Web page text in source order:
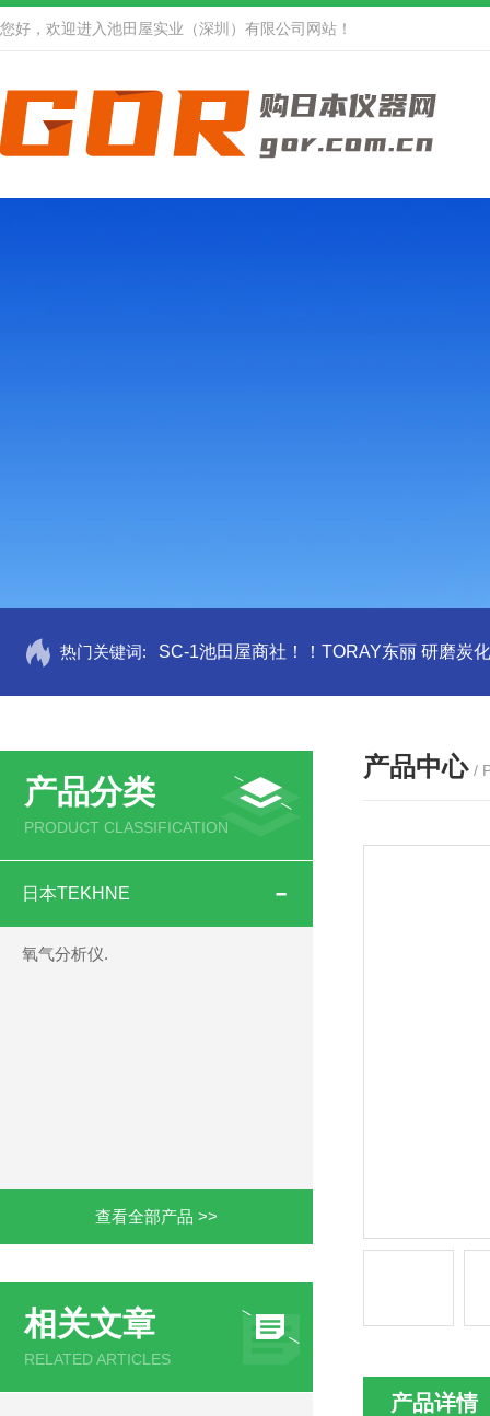
您好，欢迎进入池田屋实业（深圳）有限公司网站！
热门关键词: SC-1池田屋商社！！TORAY东丽 研磨炭
产品分类
PRODUCT CLASSIFICATION
日本TEKHNE
氧气分析仪.
查看全部产品 >>
相关文章
RELATED ARTICLES
产品中心 /
产品详情